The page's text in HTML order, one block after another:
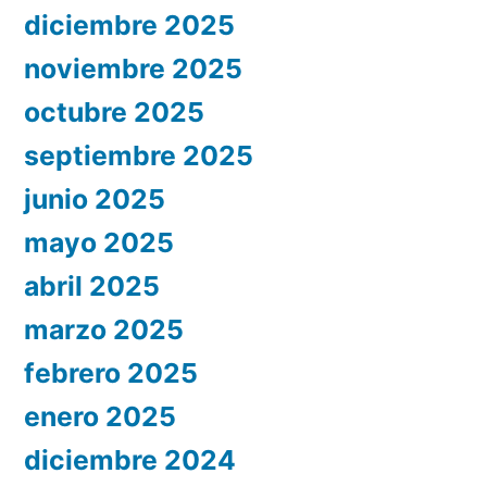
diciembre 2025
noviembre 2025
octubre 2025
septiembre 2025
junio 2025
mayo 2025
abril 2025
marzo 2025
febrero 2025
enero 2025
diciembre 2024